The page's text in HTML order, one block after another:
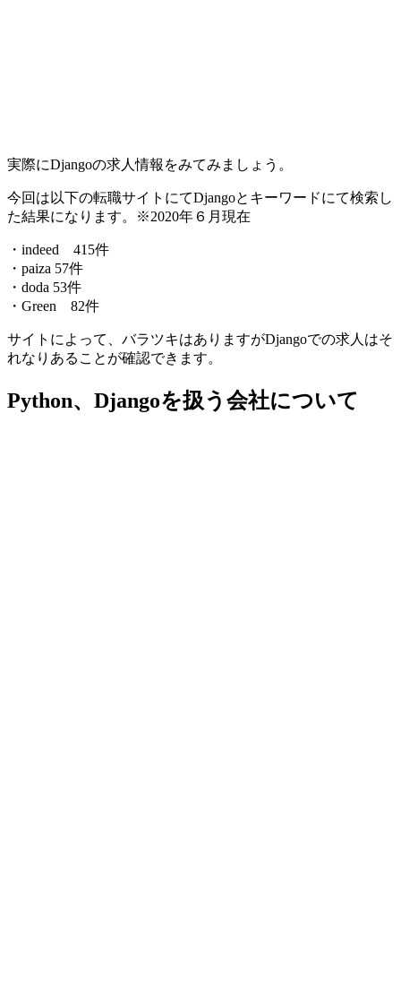
実際にDjangoの求人情報をみてみましょう。
今回は以下の転職サイトにてDjangoとキーワードにて検索し
た結果になります。※2020年６月現在
・indeed 415件
・paiza 57件
・doda 53件
・Green 82件
サイトによって、バラツキはありますがDjangoでの求人はそ
れなりあることが確認できます。
Python、Djangoを扱う会社について